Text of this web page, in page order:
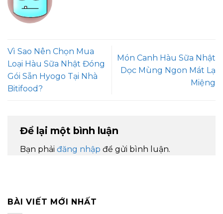
Vì Sao Nên Chọn Mua
Loại Hàu Sữa Nhật Đóng
Gói Sẵn Hyogo Tại Nhà
Bitifood?
Món Canh Hàu Sữa Nhật
Dọc Mùng Ngon Mát Lạ
Miệng
Để lại một bình luận
Bạn phải đăng nhập để gửi bình luận.
BÀI VIẾT MỚI NHẤT